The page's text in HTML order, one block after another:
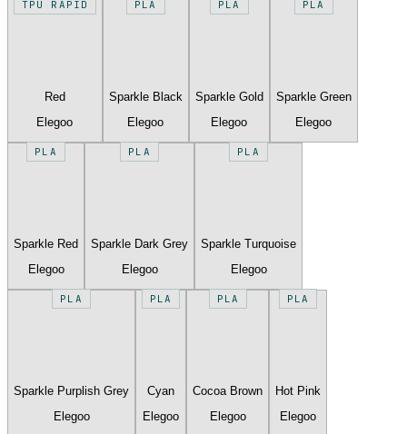
TPU RAPID
Red
Elegoo
PLA
Sparkle Black
Elegoo
PLA
Sparkle Gold
Elegoo
PLA
Sparkle Green
Elegoo
PLA
Sparkle Red
Elegoo
PLA
Sparkle Dark Grey
Elegoo
PLA
Sparkle Turquoise
Elegoo
PLA
Sparkle Purplish Grey
Elegoo
PLA
Cyan
Elegoo
PLA
Cocoa Brown
Elegoo
PLA
Hot Pink
Elegoo